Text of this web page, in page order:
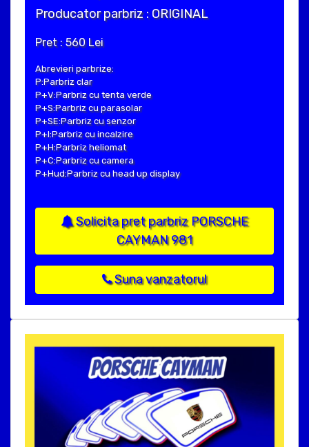
Producator parbriz : ORIGINAL
Pret : 560 Lei
Abrevieri parbrize:
P:Parbriz clar
P+V:Parbriz cu tenta verde
P+S:Parbriz cu parasolar
P+SE:Parbriz cu senzor
P+I:Parbriz cu incalzire
P+H:Parbriz heliomat
P+C:Parbriz cu camera
P+Hud:Parbriz cu head up display
Solicita pret parbriz PORSCHE
CAYMAN 981
Suna vanzatorul